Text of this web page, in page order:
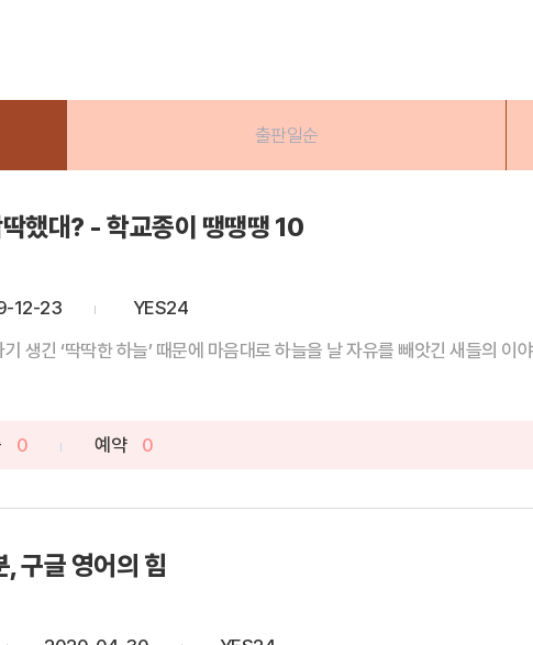
출판일순
했대? - 학교종이 땡땡땡 10
12-23
YES24
생긴 ‘딱딱한 하늘’ 때문에 마음대로 하늘을 날 자유를 빼앗긴 새들의 이
0 예약 0
구글 영어의 힘